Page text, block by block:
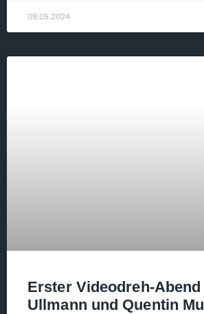
09.05.2024
Erster Videodreh-
Ullmann und Quentin